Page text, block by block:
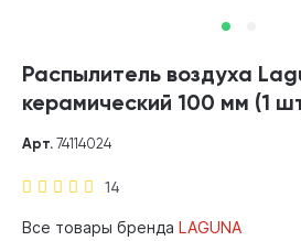
Распылитель воздуха
керамический 100 мм (1
14
Арт. 74114024
Все товары бренда LAGUNA